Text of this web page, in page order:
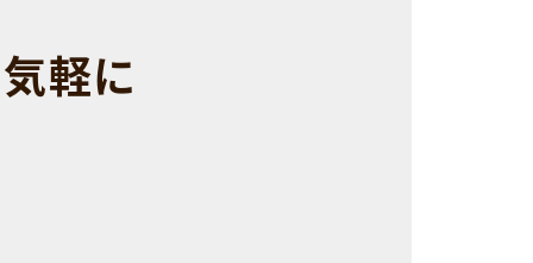
軽に